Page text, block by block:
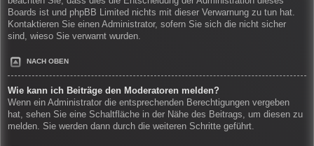
Boards ist und phpBB Limited nichts mit dieser Verwarnung zu tun hat.
Kontaktieren Sie einen Administrator, sofern Sie sich die nicht sicher
sind, wieso Sie verwarnt wurden.
NACH OBEN
Wie kann ich Beiträge den Moderatoren melden?
Wenn ein Administrator die entsprechenden Berechtigungen vergeben
hat, sehen Sie eine Schaltfläche in der Nähe des Beitrags, um diesen zu
melden. Sie werden dann durch die weiteren Schritte geführt.